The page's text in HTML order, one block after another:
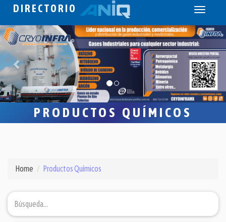
DIRECTORIO
Toggle
PRODUCTOS QUÍMICOS
Home Productos Químicos